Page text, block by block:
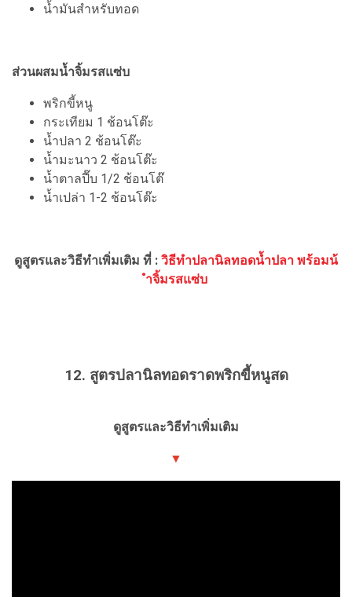
น้ำมันสำหรับทอด
ส่วนผสมน้ำจิ้มรสแซ่บ
พริกขี้หนู
กระเทียม 1 ช้อนโต๊ะ
น้ำปลา 2 ช้อนโต๊ะ
น้ำมะนาว 2 ช้อนโต๊ะ
น้ำตาลปี๊บ 1/2 ช้อนโต๊
น้ำเปล่า 1-2 ช้อนโต๊ะ
ดูสูตรและวิธีทำเพิ่มเติม ที่ : วิธีทำปลานิลทอดน้ำปลา พร้อมน้
ำจิ้มรสแซ่บ
12. สูตรปลานิลทอดราดพริกขี้หนูสด
ดูสูตรและวิธีทำเพิ่มเติม
▼